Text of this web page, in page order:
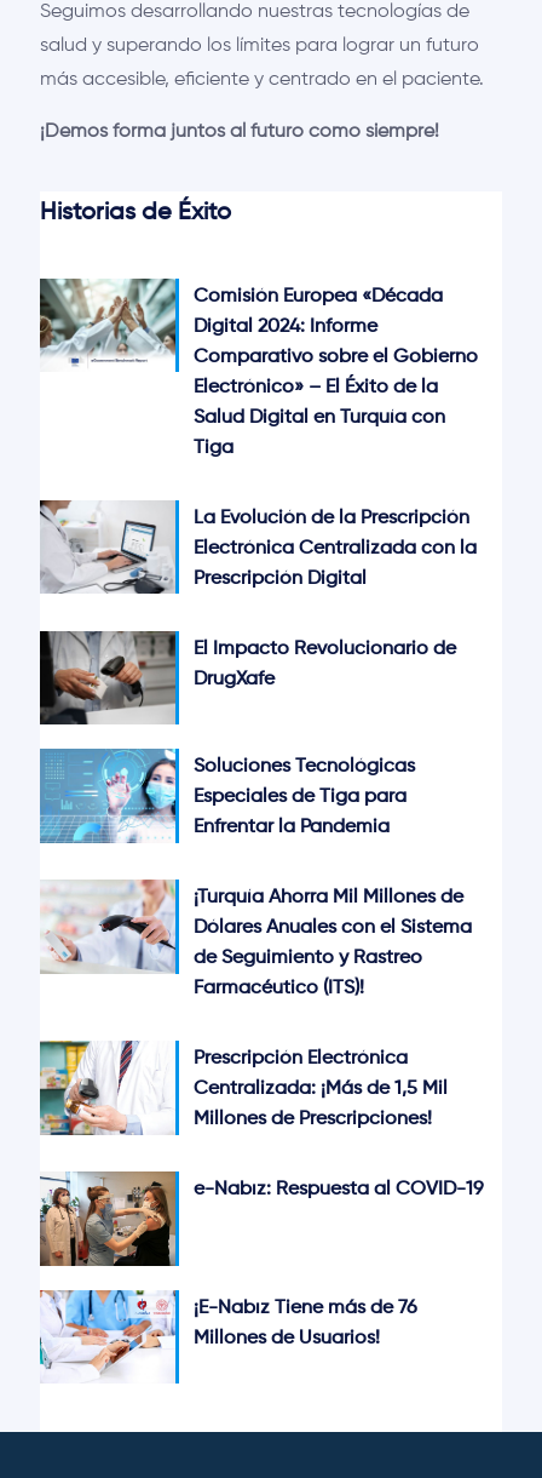
Seguimos desarrollando nuestras tecnologías de
salud y superando los límites para lograr un futuro
más accesible, eficiente y centrado en el paciente.
¡Demos forma juntos al futuro como siempre!
Historias de Éxito
Comisión Europea «Década
Digital 2024: Informe
Comparativo sobre el Gobierno
Electrónico» – El Éxito de la
Salud Digital en Turquía con
Tiga
La Evolución de la Prescripción
Electrónica Centralizada con la
Prescripción Digital
El Impacto Revolucionario de
DrugXafe
Soluciones Tecnológicas
Especiales de Tiga para
Enfrentar la Pandemia
¡Turquía Ahorra Mil Millones de
Dólares Anuales con el Sistema
de Seguimiento y Rastreo
Farmacéutico (ITS)!
Prescripción Electrónica
Centralizada: ¡Más de 1,5 Mil
Millones de Prescripciones!
e-Nabız: Respuesta al COVID-19
¡E-Nabız Tiene más de 76
Millones de Usuarios!